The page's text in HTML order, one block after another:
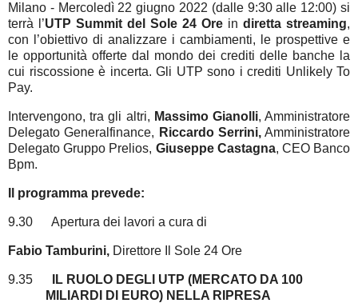
Milano - Mercoledì 22 giugno 2022 (dalle 9:30 alle 12:00) si
terrà l’UTP Summit del Sole 24 Ore in diretta streaming,
con l’obiettivo di analizzare i cambiamenti, le prospettive e
le opportunità offerte dal mondo dei crediti delle banche la
cui riscossione è incerta. Gli UTP sono i crediti Unlikely To
Pay.
Intervengono, tra gli altri, Massimo Gianolli, Amministratore
Delegato Generalfinance, Riccardo Serrini,Amministratore
Delegato Gruppo Prelios, Giuseppe Castagna, CEO Banco
Bpm.
Il programma prevede:
9.30 Apertura dei lavori a cura di
Fabio Tamburini, Direttore Il Sole 24 Ore
9.35
IL RUOLO DEGLI UTP (MERCATO DA 100
MILIARDI DI EURO) NELLA RIPRESA